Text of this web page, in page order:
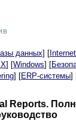
данных] [
] [Windows] [
] [ERP-системы]
Reports.